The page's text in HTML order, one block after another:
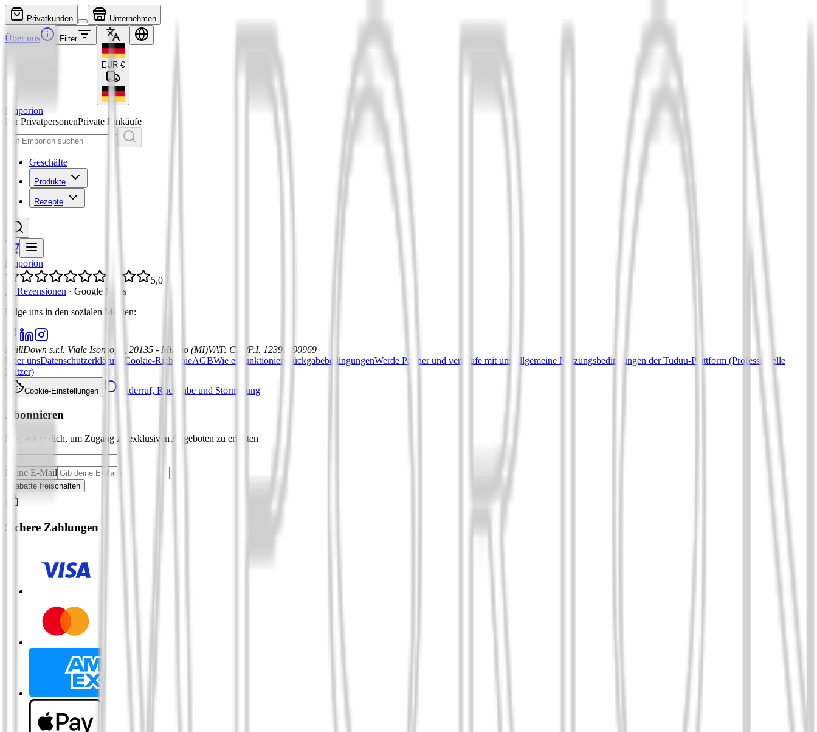
Privatkunden Unternehmen
Über uns Filter
EUR €
Emporion
Für PrivatpersonenPrivate Einkäufe
Geschäfte
Produkte
Rezepte
Emporion
5,0
21 Rezensionen · Google Maps
Folge uns in den sozialen Medien:
DrillDown s.r.l. Viale Isonzo, 8, 20135 - Milano (MI)VAT: C.F./P.I. 12392590969
Über unsDatenschutzerklärung Cookie-RichtlinieAGBWie es funktioniert RückgabebedingungenWerde Partner und verkaufe mit uns
Allgemeine Nutzungsbedingungen der Tuduu-Plattform (Professionelle
Nutzer)
Cookie-Einstellungen Widerruf, Rückgabe und Stornierung
Abonnieren
Registriere dich, um Zugang zu exklusiven Angeboten zu erhalten
Deine E-Mail
Rabatte freischalten
Sichere Zahlungen